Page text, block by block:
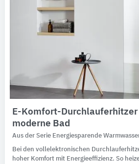
E-Komfort-Durchlauferhitzer
moderne Bad
Aus der Serie Energiesparende
Bei den vollelektronischen
hoher Komfort mit Energieeffizienz. So